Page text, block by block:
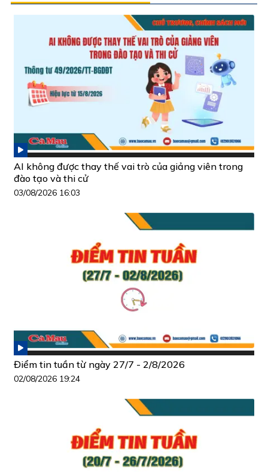
AI không được thay thế vai trò của giảng viên trong
đào tạo và thi cử
03/08/2026 16:03
Điểm tin tuần từ ngày 27/7 - 2/8/2026
02/08/2026 19:24